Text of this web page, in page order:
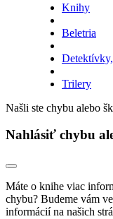
Knihy
Beletria
Trilery
Našli ste chybu alebo
Nahlásiť chybu
Máte o knihe viac
chybu? Budeme vám
informácií na našich